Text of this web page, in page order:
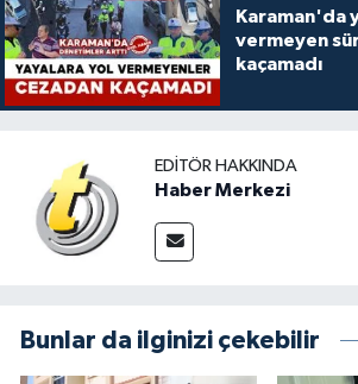
Karaman'da
vermeyen
kaçamadı
EDITÖR HAKKINDA
Haber Merkezi
Bunlar da ilginizi çekebilir